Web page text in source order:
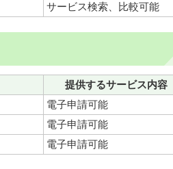
サービス検索、比較可能
提供するサービス内容
電子申請可能
電子申請可能
電子申請可能